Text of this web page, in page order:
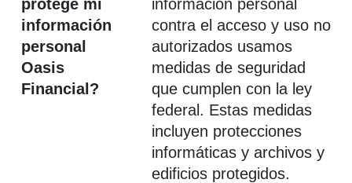
protege mi
información
personal
Oasis
Financial?
información personal
contra el acceso y uso no
autorizados usamos
medidas de seguridad
que cumplen con la ley
federal. Estas medidas
incluyen protecciones
informáticas y archivos y
edificios protegidos.